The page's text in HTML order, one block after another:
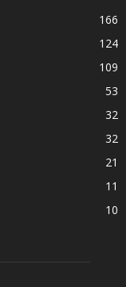
166
124
109
53
32
32
21
11
10